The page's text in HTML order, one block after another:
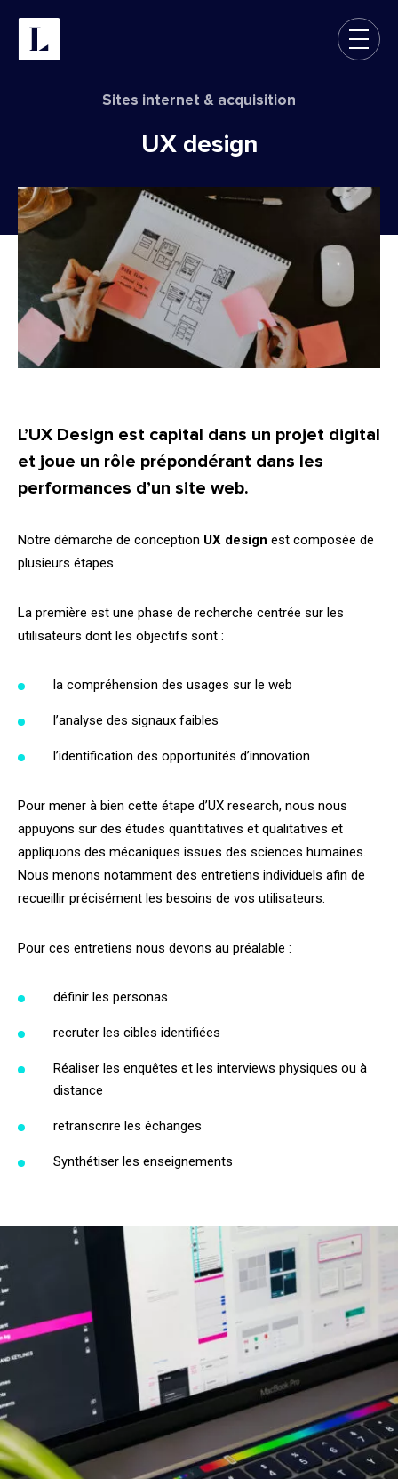
Sites internet & acquisition
UX design
L’UX Design est capital dans un projet digital
et joue un rôle prépondérant dans les
performances d’un site web.
Notre démarche de conception UX design est composée de
plusieurs étapes.
La première est une phase de recherche centrée sur les
utilisateurs dont les objectifs sont :
la compréhension des usages sur le web
l’analyse des signaux faibles
l’identification des opportunités d’innovation
Pour mener à bien cette étape d’UX research, nous nous
appuyons sur des études quantitatives et qualitatives et
appliquons des mécaniques issues des sciences humaines.
Nous menons notamment des entretiens individuels afin de
recueillir précisément les besoins de vos utilisateurs.
Pour ces entretiens nous devons au préalable :
définir les personas
recruter les cibles identifiées
Réaliser les enquêtes et les interviews physiques ou à
distance
retranscrire les échanges
Synthétiser les enseignements